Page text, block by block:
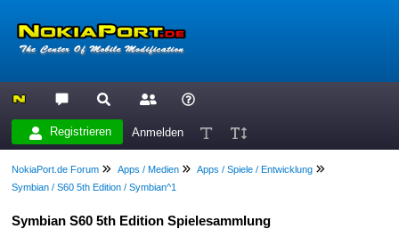
Registrieren Anmelden
NokiaPort.de Forum Apps / Medien
Apps / Spiele / Entwicklung
Symbian / S60 5th Edition / Symbian^1
Symbian S60 5th Edition Spielesammlung